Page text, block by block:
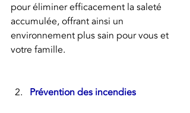
pour éliminer efficacement la saleté
accumulée, offrant ainsi un
environnement plus sain pour vous et
votre famille.
Prévention des incendies